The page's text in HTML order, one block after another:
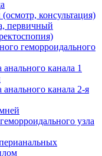
консультация)
первичный
геморроидального
канала 1
канала 2-я
узла